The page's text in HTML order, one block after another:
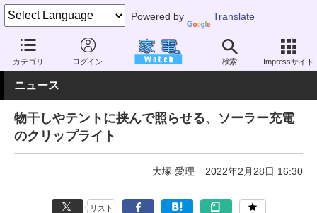
Powered by Translate
カテゴリ ログイン 検索 Impressサイト
家電 Watch 生活家電 照明器具 その他
ニュース
物干しやテントに挟んで照らせる、ソーラー充電
のクリップライト
大塚 愛理 2022年2月28日 16:30
リスト